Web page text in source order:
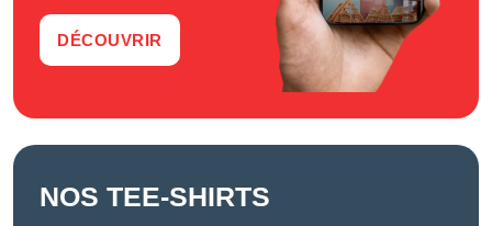
DÉCOUVRIR
NOS TEE-SHIRTS